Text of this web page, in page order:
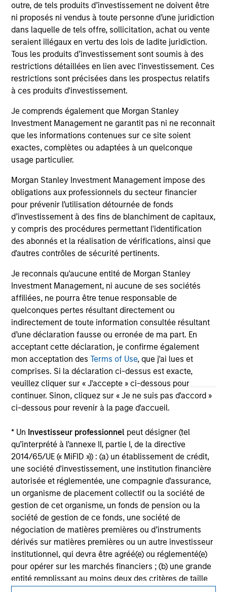
outre, de tels produits d’investissement ne doivent être
ni proposés ni vendus à toute personne d’une juridiction
dans laquelle de tels offre, sollicitation, achat ou vente
seraient illégaux en vertu des lois de ladite juridiction.
Tous les produits d’investissement sont soumis à des
restrictions détaillées en lien avec l'investissement. Ces
restrictions sont précisées dans les prospectus relatifs
à ces produits d'investissement.
Je comprends également que Morgan Stanley
Investment Management ne garantit pas ni ne reconnait
que les informations contenues sur ce site soient
exactes, complètes ou adaptées à un quelconque
usage particulier.
Morgan Stanley Investment Management impose des
obligations aux professionnels du secteur financier
pour prévenir l’utilisation détournée de fonds
d’investissement à des fins de blanchiment de capitaux,
y compris des procédures permettant l'identification
des abonnés et la réalisation de vérifications, ainsi que
d'autres contrôles de sécurité pertinents.
Je reconnais qu'aucune entité de Morgan Stanley
Investment Management, ni aucune de ses sociétés
affiliées, ne pourra être tenue responsable de
quelconques pertes résultant directement ou
indirectement de toute information consultée résultant
d’une déclaration fausse ou erronée de ma part. En
acceptant cette déclaration, je confirme également
mon acceptation desTerms of Use, que j'ai lues et
comprises. Si la déclaration ci-dessus est exacte,
veuillez cliquer sur « J'accepte » ci-dessous pour
continuer. Sinon, cliquez sur « Je ne suis pas d'accord »
ci-dessous pour revenir à la page d'accueil.
* Un Investisseur professionnel peut désigner (tel
qu’interprété à l’annexe II, partie I, de la directive
2014/65/UE (« MiFID »)) : (a) un établissement de crédit,
une société d'investissement, une institution financière
autorisée et réglementée, une compagnie d'assurance,
un organisme de placement collectif ou la société de
gestion de cet organisme, un fonds de pension ou la
société de gestion de ce fonds, une société de
négociation de matières premières ou d’instruments
dérivés sur matières premières ou un autre investisseur
institutionnel, qui devra être agréé(e) ou réglementé(e)
pour opérer sur les marchés financiers ; (b) une grande
entité remplissant au moins deux des critères de taille
AI Funding: The Bull and Bear
Investment Cases
Is AI fueling a new productivity supercycle or
market? Eaton Vance’s equity teams explore
both views in their “Bull vs. Bear” debate.
01-DEC-2025
May not represent all Team Members.
The information on this page is for informational
purposes only. The information contained herein does
not constitute and should not be construed as an
offering of advisory services or an offer to sell or a
solicitation of an offer to buy any securities in any
jurisdiction in which such offer or solicitation,
purchase or sale would be unlawful under the
All investing involves risks, including a loss of principal.
Please refer to the strategy detail page for important
information on the strategy, including additional risk
considerations.